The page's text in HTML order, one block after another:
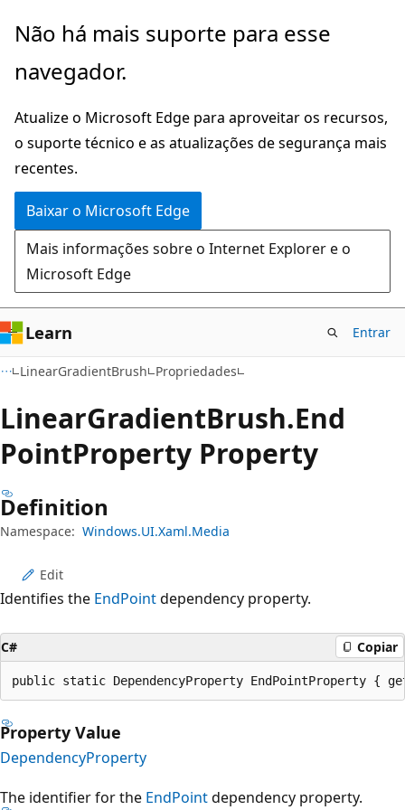
Pular
o
principal
Ignore
passe
a
navegação
na
página
Não há mais suporte para esse
navegador.
Atualize o Microsoft Edge para aproveitar os recursos,
o suporte técnico e as atualizações de segurança mais
recentes.
Baixar o Microsoft Edge
Mais informações sobre o Internet Explorer e o
Microsoft Edge
Learn Entrar
LinearGradientBrush Propriedades
LinearGradientBrush.End
PointProperty Property
Definition
Namespace: Windows.UI.Xaml.Media
Edit
Identifies the EndPointdependency property.
C# Copiar
public static DependencyProperty EndPointProperty {
Property Value
DependencyProperty
The identifier for the EndPointdependency property.